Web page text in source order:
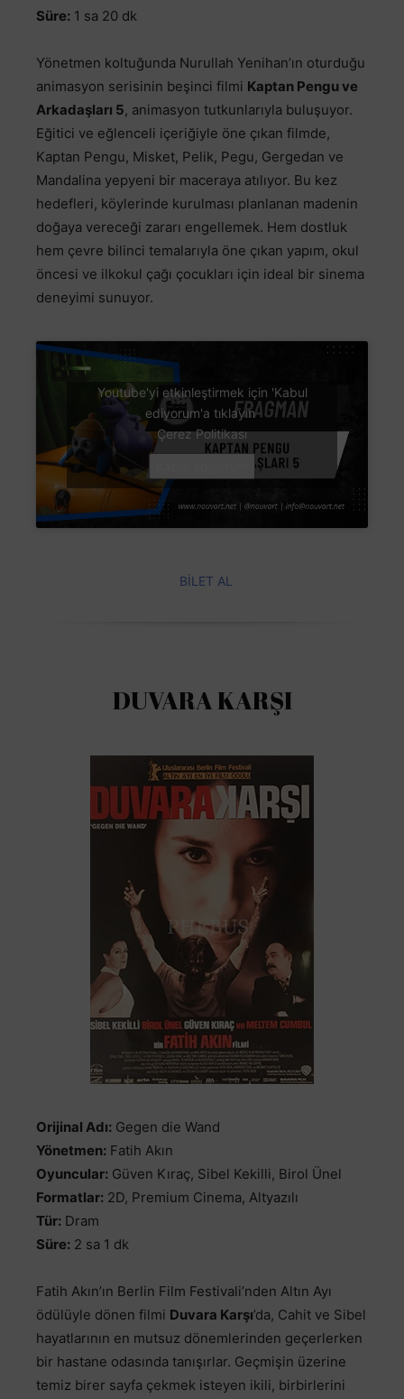
Süre: 1 sa 20 dk
Yönetmen koltuğunda Nurullah Yenihan’ın oturduğu
animasyon serisinin beşinci filmi Kaptan Pengu ve
Arkadaşları 5, animasyon tutkunlarıyla buluşuyor.
Eğitici ve eğlenceli içeriğiyle öne çıkan filmde,
Kaptan Pengu, Misket, Pelik, Pegu, Gergedan ve
Mandalina yepyeni bir maceraya atılıyor. Bu kez
hedefleri, köylerinde kurulması planlanan madenin
doğaya vereceği zararı engellemek. Hem dostluk
hem çevre bilinci temalarıyla öne çıkan yapım, okul
öncesi ve ilkokul çağı çocukları için ideal bir sinema
deneyimi sunuyor.
Youtube'yi etkinleştirmek için 'Kabul
ediyorum'a tıklayın
Çerez Politikası
BİLET AL
DUVARA KARŞI
Orijinal Adı: Gegen die Wand
Yönetmen: Fatih Akın
Oyuncular: Güven Kıraç, Sibel Kekilli, Birol Ünel
Formatlar: 2D, Premium Cinema, Altyazılı
Tür: Dram
Süre: 2 sa 1 dk
Fatih Akın’ın Berlin Film Festivali’nden Altın Ayı
ödülüyle dönen filmi Duvara Karşı’da, Cahit ve Sibel
hayatlarının en mutsuz dönemlerinden geçerlerken
bir hastane odasında tanışırlar. Geçmişin üzerine
temiz birer sayfa çekmek isteyen ikili, birbirlerini